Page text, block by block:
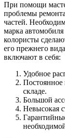
При помощи
проблемы
частей.
марка
колористы
его прежнего
включают в себя:
Удобное
Постоянное
складе.
Большой
Невысокая